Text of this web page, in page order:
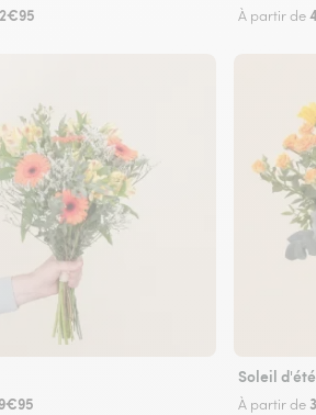
À partir de
Soleil d'été
À partir de